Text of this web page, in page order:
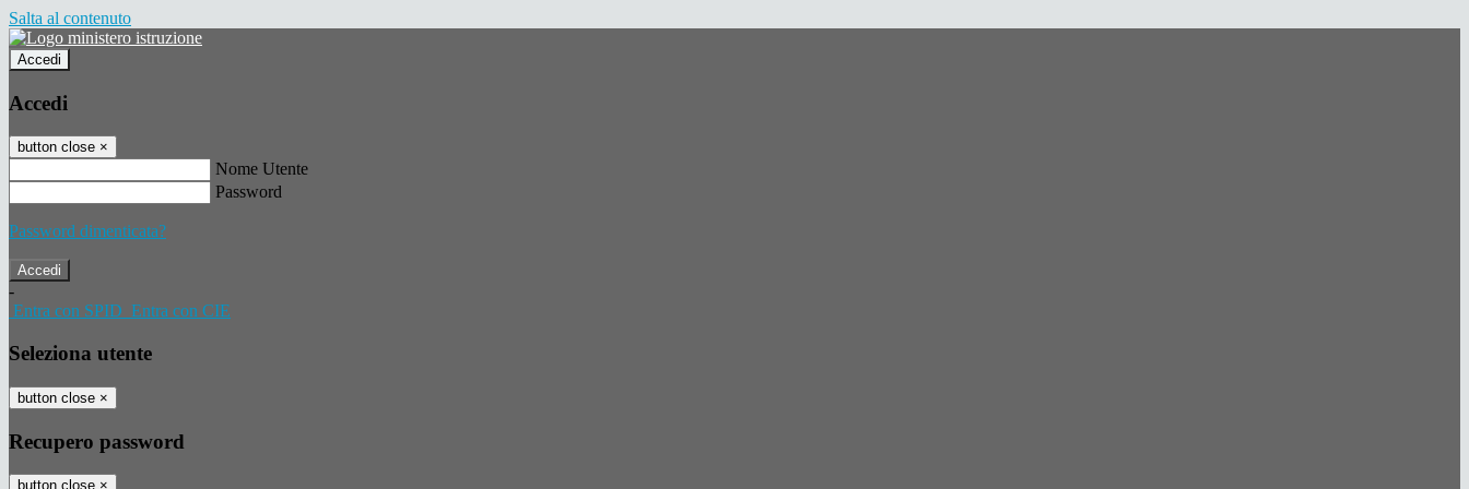
Salta al contenuto
Accedi
Accedi
button close ×
Nome Utente
Password
Password dimenticata?
-
Entra con SPID Entra con CIE
Seleziona utente
button close ×
Recupero password
button close ×